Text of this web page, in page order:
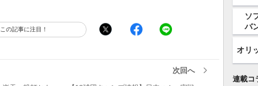
この記事に注目！
次回へ
ソ
バ
オリ
連載コ